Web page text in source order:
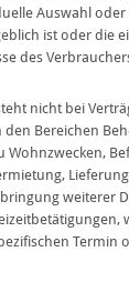
Auswahl
ist oder die
des
nicht bei
Bereichen
Wohnzwecken,
weiterer
Termin